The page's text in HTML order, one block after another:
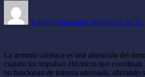
Jennifer Barrientos Martínez Ago
La arritmia cardiaca es una alteración del
cuando los impulsos eléctricos que
no funcionan de manera adecuada, alterando